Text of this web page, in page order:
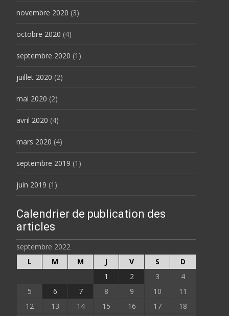
novembre 2020 (3)
octobre 2020 (4)
septembre 2020 (1)
juillet 2020 (2)
mai 2020 (2)
avril 2020 (4)
mars 2020 (4)
septembre 2019 (1)
juin 2019 (1)
Calendrier de publication des
articles
septembre 2022
L
M M J V S
D
1
2 3
4
5
6 7 8 9 10
11
12
13 14 15 16 17 18